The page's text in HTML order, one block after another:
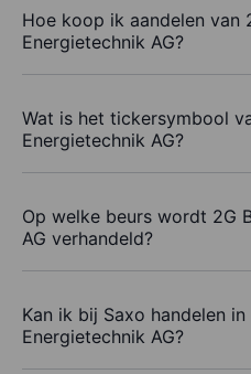
Hoe koop ik aandelen van
Energietechnik AG?
Wat is het tickersymbool
Energietechnik AG?
Op welke beurs wordt 2G
AG verhandeld?
Kan ik bij Saxo handelen in
Energietechnik AG?